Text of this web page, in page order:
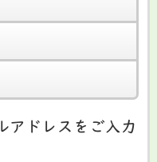
アドレスをご入力